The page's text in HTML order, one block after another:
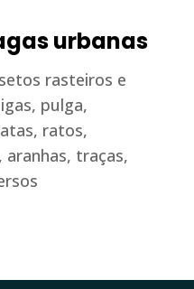
urbanas
rasteiros e
pulga,
ratos,
traças,